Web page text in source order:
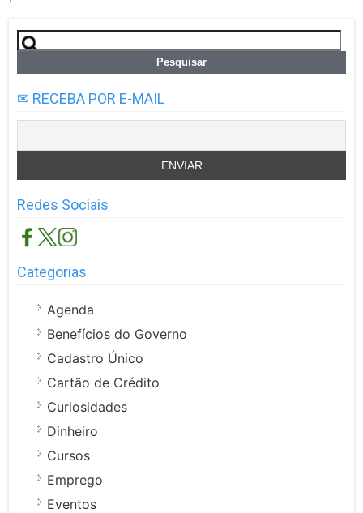
Pesquisar
por:
✉ RECEBA POR E-MAIL
Redes Sociais
Categorias
Agenda
Benefícios do Governo
Cadastro Único
Cartão de Crédito
Curiosidades
Dinheiro
Cursos
Emprego
Eventos